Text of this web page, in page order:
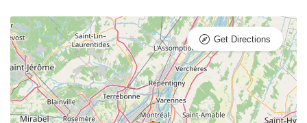
Get Directions